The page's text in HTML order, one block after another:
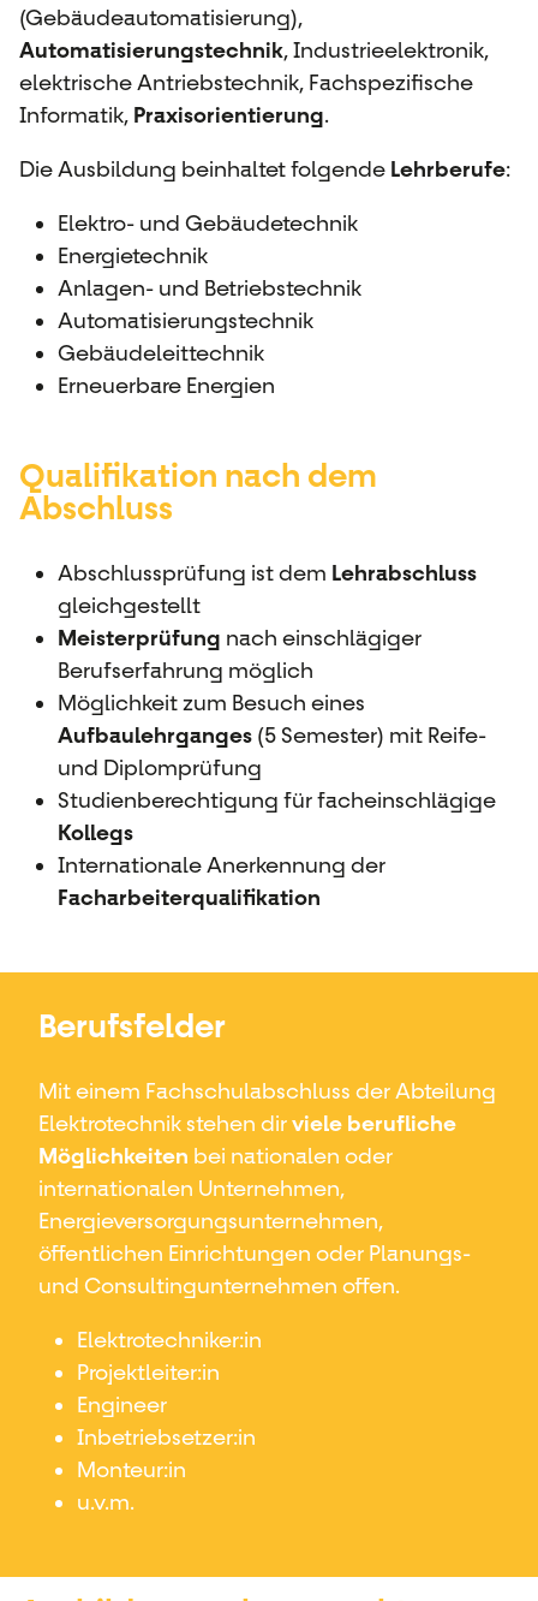
(Gebäudeautomatisierung),
Automatisierungstechnik, Industrieelektronik,
elektrische Antriebstechnik, Fachspezifische
Informatik, Praxisorientierung.
Die Ausbildung beinhaltet folgende Lehrberufe:
Elektro- und Gebäudetechnik
Energietechnik
Anlagen- und Betriebstechnik
Automatisierungstechnik
Gebäudeleittechnik
Erneuerbare Energien
Qualifikation nach dem
Abschluss
Abschlussprüfung ist dem Lehrabschluss
gleichgestellt
Meisterprüfung nach einschlägiger
Berufserfahrung möglich
Möglichkeit zum Besuch eines
Aufbaulehrganges (5 Semester) mit Reife-
und Diplomprüfung
Studienberechtigung für facheinschlägige
Kollegs
Internationale Anerkennung der
Facharbeiterqualifikation
Berufsfelder
Mit einem Fachschulabschluss der Abteilung
Elektrotechnik stehen dirviele berufliche
Möglichkeiten bei nationalen oder
internationalen Unternehmen,
Energieversorgungsunternehmen,
öffentlichen Einrichtungen oder Planungs-
und Consultingunternehmen offen.
Elektrotechniker:in
Projektleiter:in
Engineer
Inbetriebsetzer:in
Monteur:in
u.v.m.